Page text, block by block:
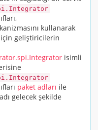
kullanarak
geliştiricilerin
isimli
paket adları ile
gelecek şekilde